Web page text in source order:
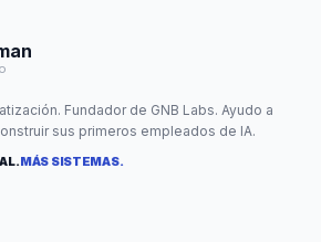
Fundador de GNB Labs. Ayudo a
sus primeros empleados de IA.
MÁS SISTEMAS.